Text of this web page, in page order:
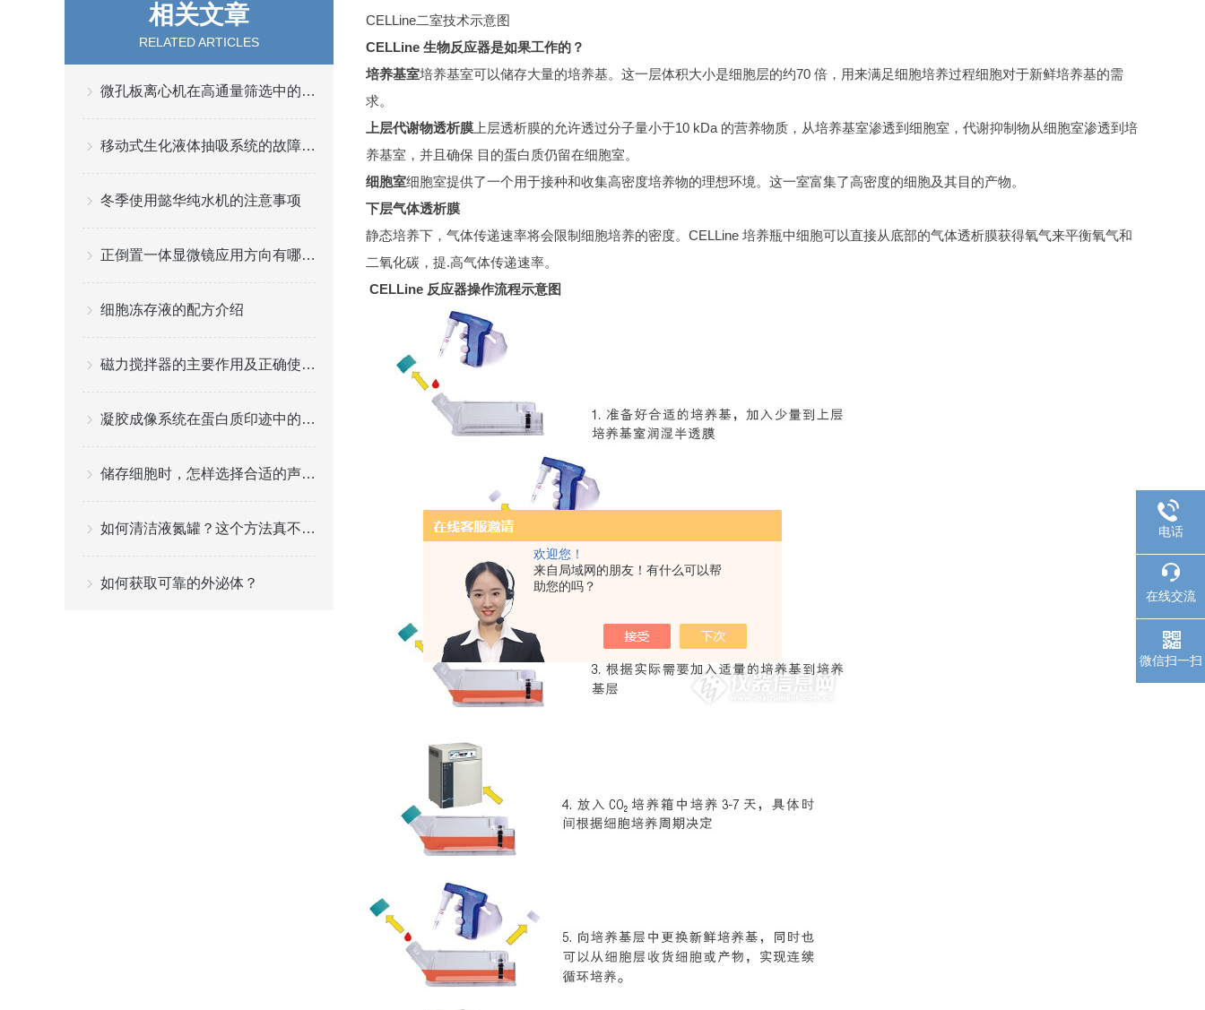
欢迎您！
来自局域网的朋友！有什么可以帮
助您的吗？
相关文章
RELATED ARTICLES
微孔板离心机在高通量筛选中的应用与优势
移动式生化液体抽吸系统的故障分析
冬季使用懿华纯水机的注意事项
正倒置一体显微镜应用方向有哪些?
细胞冻存液的配方介绍
磁力搅拌器的主要作用及正确使用方法介绍
凝胶成像系统在蛋白质印迹中的高效应用
储存细胞时，怎样选择合适的声波微量冻存管？
如何清洁液氮罐？这个方法真不错！
如何获取可靠的外泌体？
CELLine二室技术示意图
CELLine 生物反应器是如果工作的？
培养基室培养基室可以储存大量的培养基。这一层体积大小是细胞层的约70 倍，用来满足细胞培养过程细胞对于新鲜培养基的需
求。
上层代谢物透析膜 上层透析膜的允许透过分子量小于10 kDa 的营养物质，从培养基室渗透到细胞室，代谢抑制物从细胞室渗透到培
养基室，并且确保 目的蛋白质仍留在细胞室。
细胞室细胞室提供了一个用于接种和收集高密度培养物的理想环境。这一室富集了高密度的细胞及其目的产物。
下层气体透析膜
静态培养下，气体传递速率将会限制细胞培养的密度。CELLine 培养瓶中细胞可以直接从底部的气体透析膜获得氧气来平衡氧气和
二氧化碳，提.高气体传递速率。
CELLine 反应器操作流程示意图
电话
在线交流
微信扫一扫